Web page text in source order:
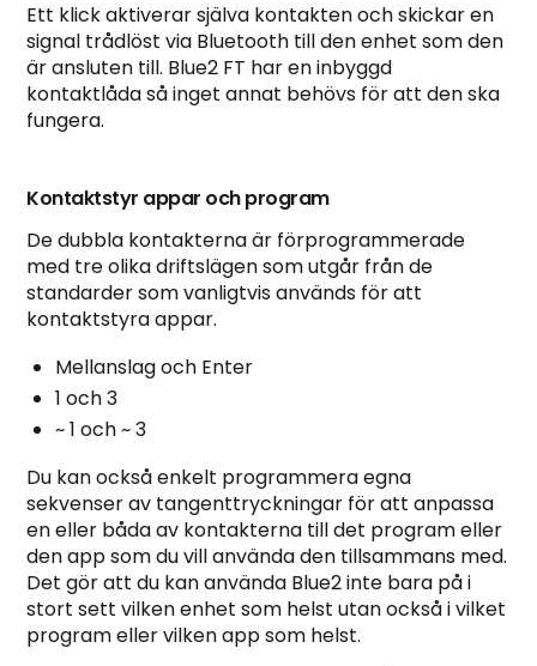
Ett klick aktiverar själva kontakten och skickar en
signal trådlöst via Bluetooth till den enhet som den
är ansluten till. Blue2 FT har en inbyggd
kontaktlåda så inget annat behövs för att den ska
fungera.
Kontaktstyr appar och program
De dubbla kontakterna är förprogrammerade
med tre olika driftslägen som utgår från de
standarder som vanligtvis används för att
kontaktstyra appar.
Mellanslag och Enter
1 och 3
~ 1 och ~ 3
Du kan också enkelt programmera egna
sekvenser av tangenttryckningar för att anpassa
en eller båda av kontakterna till det program eller
den app som du vill använda den tillsammans med.
Det gör att du kan använda Blue2 inte bara på i
stort sett vilken enhet som helst utan också i vilket
program eller vilken app som helst.